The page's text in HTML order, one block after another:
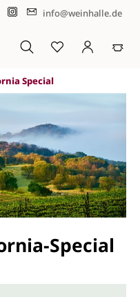
info@weinhalle.de
Special
Special